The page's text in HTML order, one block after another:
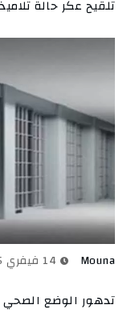
تلقيح عكر حالة
Mouna
تدهور الوضع